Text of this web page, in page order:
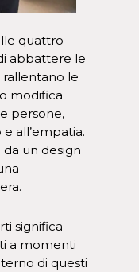
quattro
abbattere le
rallentano le
modifica
persone,
all’empatia.
un design
significa
a momenti
di questi